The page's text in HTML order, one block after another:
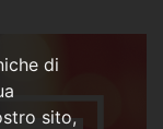
di
sito,